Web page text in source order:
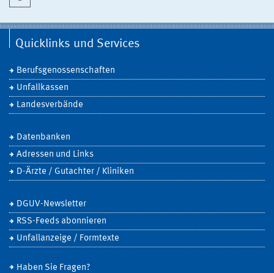
Quicklinks und Services
Berufsgenossenschaften
Unfallkassen
Landesverbände
Datenbanken
Adressen und Links
D-Ärzte / Gutachter / Kliniken
DGUV-Newsletter
RSS-Feeds abonnieren
Unfallanzeige / Formtexte
Haben Sie Fragen?